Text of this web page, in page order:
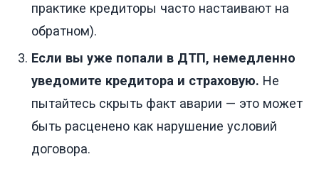
практике кредиторы часто настаивают на
обратном).
Если вы уже попали в ДТП, немедленно
уведомите кредитора и страховую. Не
пытайтесь скрыть факт аварии — это может
быть расценено как нарушение условий
договора.